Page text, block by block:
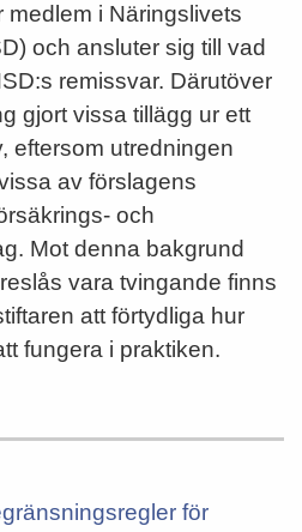
i Näringslivets
och ansluter sig till vad
remissvar. Därutöver
gjort vissa tillägg ur ett
eftersom utredningen
av förslagens
och
Mot denna bakgrund
vara tvingande finns
att förtydliga hur
fungera i praktiken.
för